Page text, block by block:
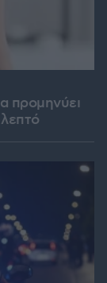
προμηνύει